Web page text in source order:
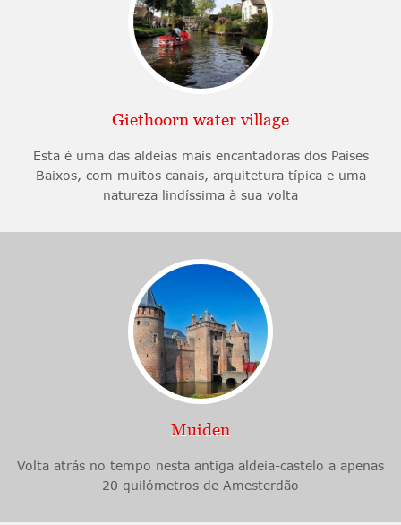
Giethoorn water village
Esta é uma das aldeias mais encantadoras dos Países
Baixos, com muitos canais, arquitetura típica e uma
natureza lindíssima à sua volta
Muiden
Volta atrás no tempo nesta antiga aldeia-castelo a apenas
20 quilómetros de Amesterdão